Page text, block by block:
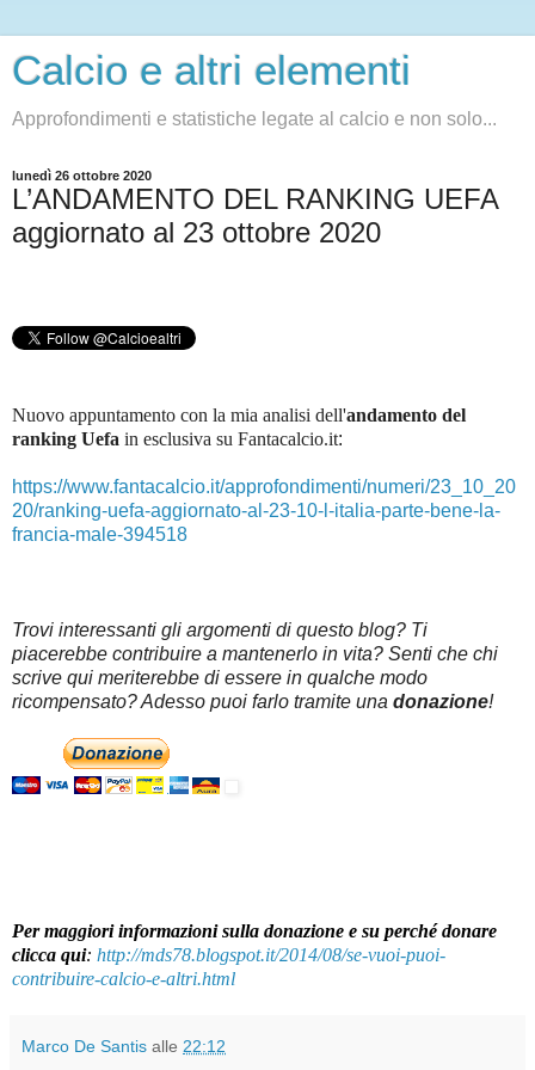
Calcio e altri elementi
Approfondimenti e statistiche legate al calcio e non solo...
lunedì 26 ottobre 2020
L’ANDAMENTO DEL RANKING UEFA
aggiornato al 23 ottobre 2020
Nuovo appuntamento con la mia analisi dell'andamento del
ranking Uefa in esclusiva su Fantacalcio.it:
https://www.fantacalcio.it/approfondimenti/numeri/23_10_20
20/ranking-uefa-aggiornato-al-23-10-l-italia-parte-bene-la-
francia-male-394518
Trovi interessanti gli argomenti di questo blog? Ti
piacerebbe contribuire a mantenerlo in vita? Senti che chi
scrive qui meriterebbe di essere in qualche modo
ricompensato? Adesso puoi farlo tramite una donazione!
Per maggiori informazioni sulla donazione e su perché donare
clicca qui: http://mds78.blogspot.it/2014/08/se-vuoi-puoi-
contribuire-calcio-e-altri.html
Marco De Santis alle 22:12